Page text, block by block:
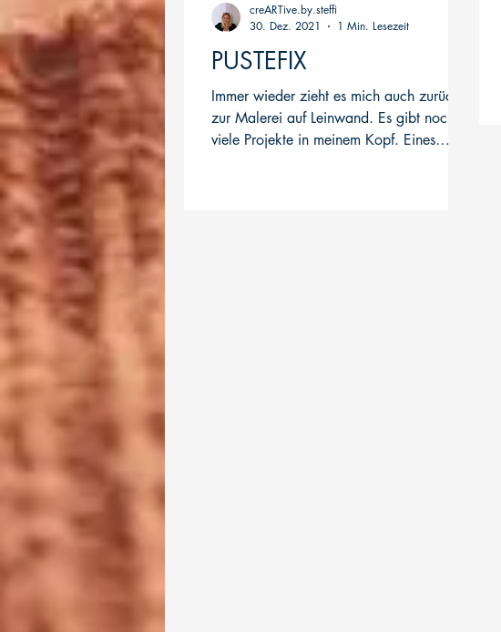
PUSTEFIX
Immer wieder zieht es mich auch zurück
zur Malerei auf Leinwand. Es gibt noch so
viele Projekte in meinem Kopf. Eines
creARTive.by.steffi
30. Dez. 2021
1 Min. Lesezeit